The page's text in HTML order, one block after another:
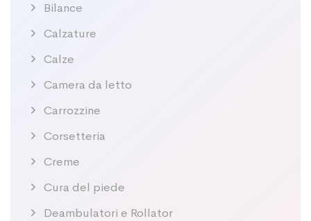
Bilance
Calzature
Calze
Camera da letto
Carrozzine
Corsetteria
Creme
Cura del piede
Deambulatori e Rollator